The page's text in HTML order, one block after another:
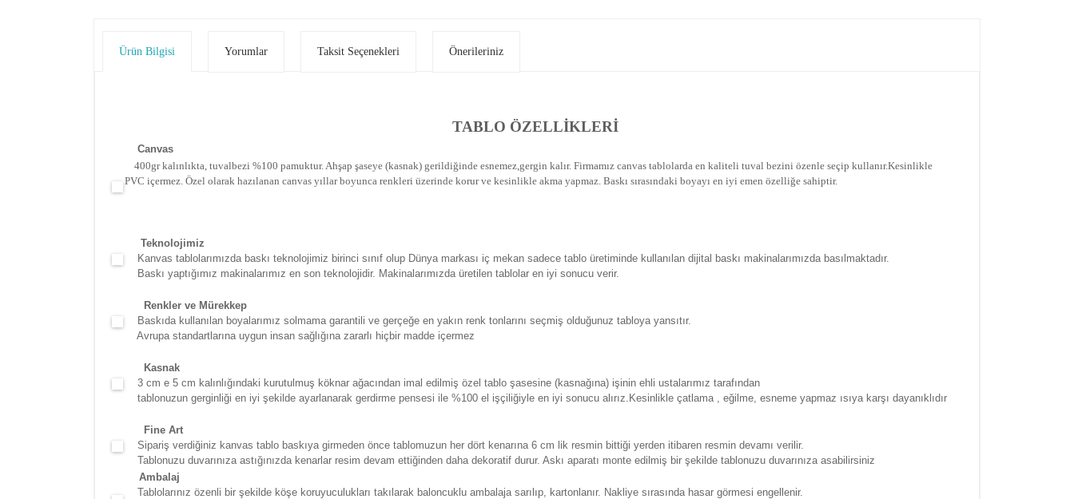
Ürün Bilgisi Yorumlar Taksit Seçenekleri Önerileriniz
TABLO ÖZELLİKLERİ
Canvas
400gr kalınlıkta, tuvalbezi %100 pamuktur. Ahşap şaseye (kasnak) gerildiğinde esnemez,gergin kalır. Firmamız canvas tablolarda en kaliteli tuval bezini özenle seçip kullanır.Kesinlikle
PVC içermez. Özel olarak hazılanan canvas yıllar boyunca renkleri üzerinde korur ve kesinlikle akma yapmaz. Baskı sırasındaki boyayı en iyi emen özelliğe sahiptir.
Teknolojimiz
Kanvas tablolarımızda baskı teknolojimiz birinci sınıf olup Dünya markası iç mekan sadece tablo üretiminde kullanılan dijital baskı makinalarımızda basılmaktadır.
Baskı yaptığımız makinalarımız en son teknolojidir. Makinalarımızda üretilen tablolar en iyi sonucu verir.
Renkler ve Mürekkep
Baskıda kullanılan boyalarımız solmama garantili ve gerçeğe en yakın renk tonlarını seçmiş olduğunuz tabloya yansıtır.
Avrupa standartlarına uygun insan sağlığına zararlı hiçbir madde içermez
Kasnak
3 cm e 5 cm kalınlığındaki kurutulmuş köknar ağacından imal edilmiş özel tablo şasesine (kasnağına) işinin ehli ustalarımız tarafından
tablonuzun gerginliği en iyi şekilde ayarlanarak gerdirme pensesi ile %100 el işçiliğiyle en iyi sonucu alırız.Kesinlikle çatlama , eğilme, esneme yapmaz ısıya karşı dayanıklıdır
Fine Art
Sipariş verdiğiniz kanvas tablo baskıya girmeden önce tablomuzun her dört kenarına 6 cm lik resmin bittiği yerden itibaren resmin devamı verilir.
Tablonuzu duvarınıza astığınızda kenarlar resim devam ettiğinden daha dekoratif durur. Askı aparatı monte edilmiş bir şekilde tablonuzu duvarınıza asabilirsiniz
Ambalaj
Tablolarınız özenli bir şekilde köşe koruyuculukları takılarak baloncuklu ambalaja sarılıp, kartonlanır. Nakliye sırasında hasar görmesi engellenir.